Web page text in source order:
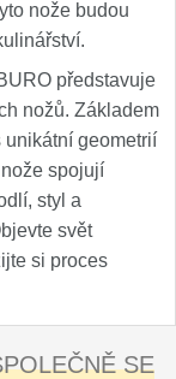
nože budou
představuje
nožů. Základem
unikátní geometrií
spojují
styl a
svět
si proces
SE